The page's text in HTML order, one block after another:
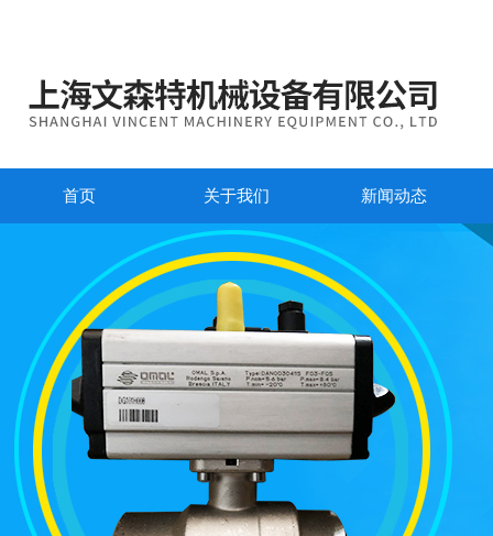
首页 关于我们 新闻动态